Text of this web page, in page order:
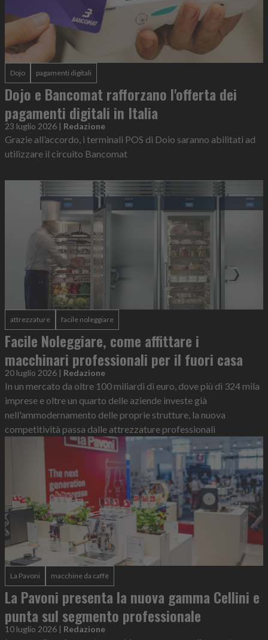
Dojo pagamenti digitali
Dojo e Bancomat rafforzano l'offerta dei
pagamenti digitali in Italia
23 luglio 2026 | Redazione
Grazie all’accordo, i terminali POS di Doio saranno abilitati ad
utilizzare il circuito Bancomat
attrezzature facile noleggiare
Facile Noleggiare, come affittare i
macchinari professionali per il fuori casa
20 luglio 2026 | Redazione
In un mercato da oltre 100 miliardi di euro, dove più di 324 mila
imprese e oltre un quarto delle aziende investe già
nell'ammodernamento delle proprie strutture, la nuova
competitività passa dalle attrezzature professionali
La Pavoni macchine da caffè
La Pavoni presenta la nuova gamma Cellini e
punta sul segmento professionale
10 luglio 2026 | Redazione